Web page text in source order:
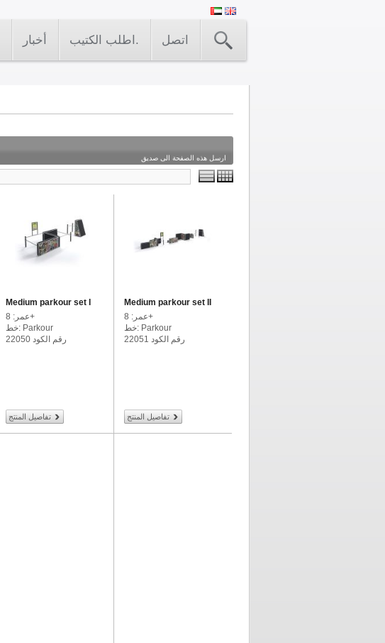
أخبار اطلب الكتيب. اتصل
ارسل هذه الصفحة الى صديق
Medium parkour set I
عمر: 8+
خط: Parkour
رقم الكود 22050
تفاصيل المنتج
Medium parkour set II
عمر: 8+
خط: Parkour
رقم الكود 22051
تفاصيل المنتج